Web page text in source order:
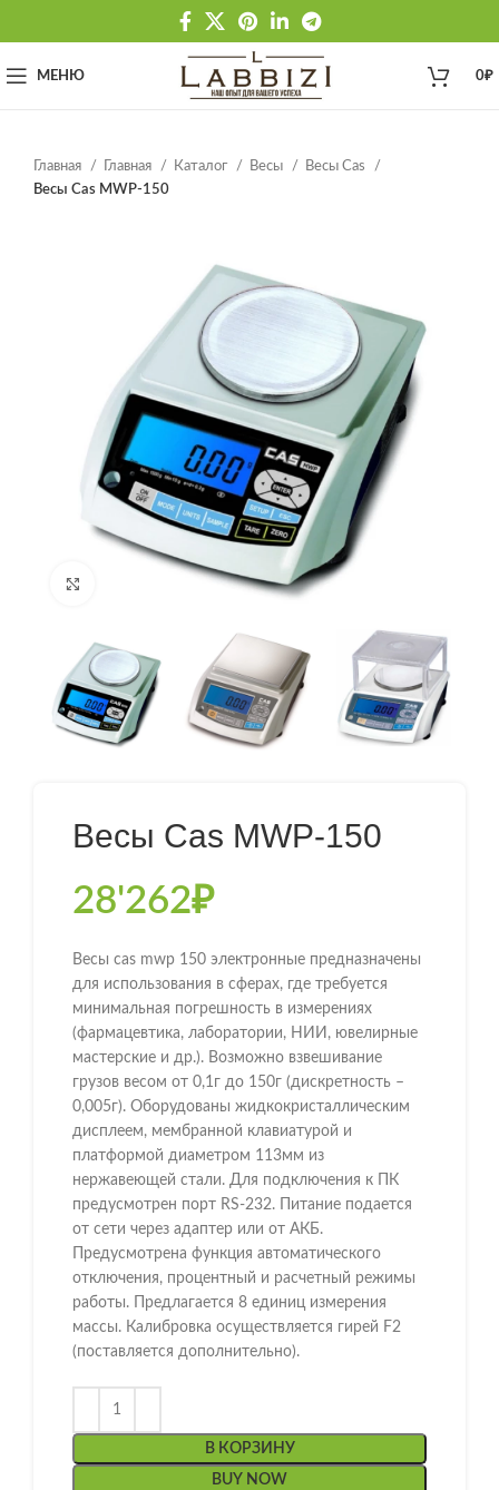
МЕНЮ 0₽
Главная Главная Каталог Весы
Весы Cas
Весы Cas MWP-150
Нажмите, чтобы увеличить
Весы Cas MWP-150
28'262₽
Весы cas mwp 150 электронные предназначены
для использования в сферах, где требуется
минимальная погрешность в измерениях
(фармацевтика, лаборатории, НИИ, ювелирные
мастерские и др.). Возможно взвешивание
грузов весом от 0,1г до 150г (дискретность –
0,005г). Оборудованы жидкокристаллическим
дисплеем, мембранной клавиатурой и
платформой диаметром 113мм из
нержавеющей стали. Для подключения к ПК
предусмотрен порт RS-232. Питание подается
от сети через адаптер или от АКБ.
Предусмотрена функция автоматического
отключения, процентный и расчетный режимы
работы. Предлагается 8 единиц измерения
массы. Калибровка осуществляется гирей F2
(поставляется дополнительно).
В КОРЗИНУ
BUY NOW